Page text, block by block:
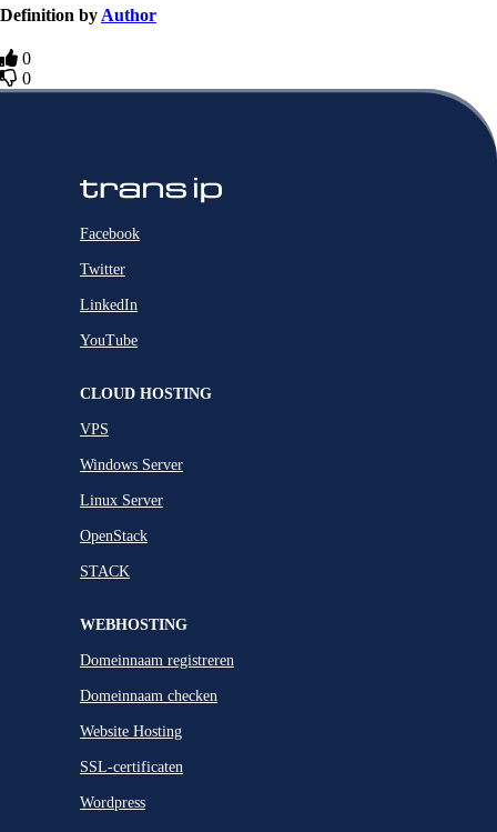
Definition by Author
0
0
Facebook
Twitter
LinkedIn
YouTube
CLOUD HOSTING
VPS
Windows Server
Linux Server
OpenStack
STACK
WEBHOSTING
Domeinnaam registreren
Domeinnaam checken
Website Hosting
SSL-certificaten
Wordpress